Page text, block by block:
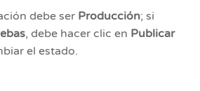
debe ser Producción; si
, debe hacer clic en Publicar
el estado.